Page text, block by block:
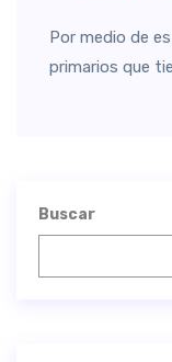
Por medio de
primarios que
Buscar